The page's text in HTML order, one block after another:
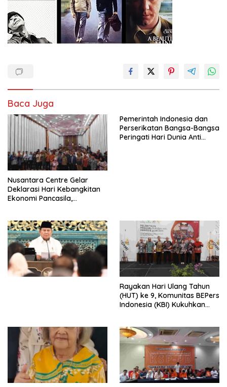
Baca Juga
Nusantara Centre Gelar
Deklarasi Hari Kebangkitan
Ekonomi Pancasila,
Penjajahan (Pergolakan
Ekonomi Politik Indonesia) &
Simposium Nasional “Urgensi
Undang-Undang
Perekonomian Nasional dan
Kesejahteraan Sosial dalam
Pemerintah Indonesia dan
Perserikatan Bangsa-Bangsa
Peringati Hari Dunia Anti
Rayakan Hari Ulang Tahun
(HUT) ke 9, Komunitas BEPers
Indonesia (KBI) Kukuhkan
Tema: “Penguatan dan
Pengembangan Organisasi
KBI yang Berbasis Riset di
seluruh Indonesia dan
Mancanegara”.